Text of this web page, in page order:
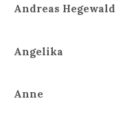
Andreas Hegewald
Angelika
Anne